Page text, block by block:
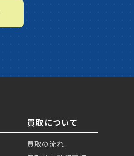
買取について
買取の流れ